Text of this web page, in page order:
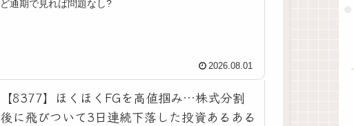
ど通期で見れば問題なし?
2026.08.01
【8377】ほくほくFGを高値掴み…株式分割
後に飛びついて3日連続下落した投資あるある